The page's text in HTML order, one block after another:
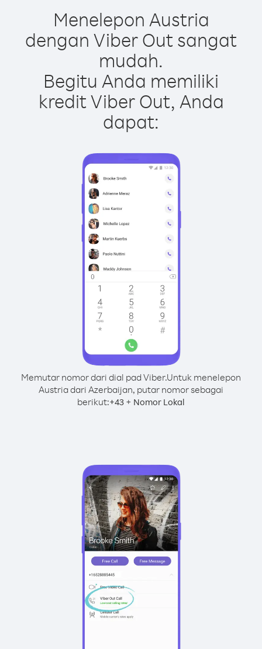
Menelepon Austria
dengan Viber Out sangat
mudah.
Begitu Anda memiliki
kredit Viber Out, Anda
dapat:
Memutar nomor dari dial pad Viber.Untuk menelepon
Austria dari Azerbaijan, putar nomor sebagai
berikut:+43 + Nomor Lokal